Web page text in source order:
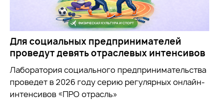
Для социальных предпринимателей
проведут девять отраслевых интенсивов
Лаборатория социального предпринимательства
проведет в 2026 году серию регулярных онлайн-
интенсивов «ПРО отрасль»